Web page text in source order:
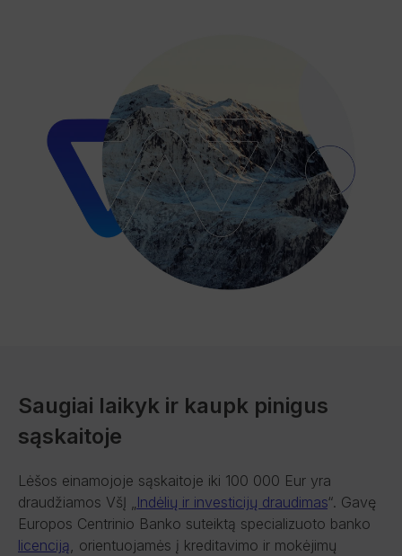
Saugiai laikyk ir kaupk pinigus
sąskaitoje
Lėšos einamojoje sąskaitoje iki 100 000 Eur yra
draudžiamos VšĮ „ Indėlių ir investicijų draudimas“. Gavę
Europos Centrinio Banko suteiktą specializuoto banko
licenciją , orientuojamės į kreditavimo ir mokėjimų